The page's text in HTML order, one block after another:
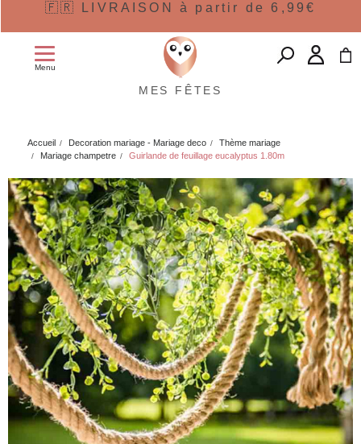
🇫🇷 LIVRAISON à partir de 6,99€
Menu
MES FÊTES
Accueil Decoration mariage - Mariage deco
Thème mariage
Mariage champetre
Guirlande de feuillage eucalyptus 1.80m